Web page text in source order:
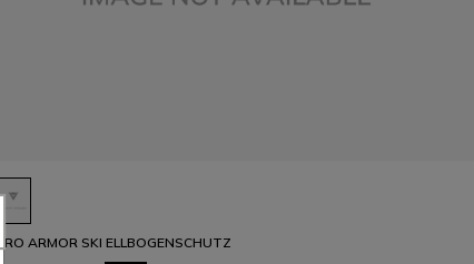
PRO ARMOR SKI ELLBOGENSCHUTZ